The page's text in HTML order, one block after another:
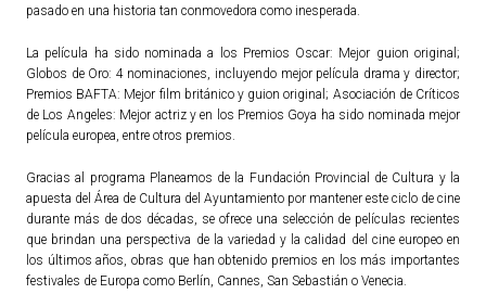
Noticias
Agenda
pasado en una historia tan conmovedora como inesperada.
La película ha sido nominada a los Premios Oscar: Mejor guion original;
Globos de Oro: 4 nominaciones, incluyendo mejor película drama y director;
Premios BAFTA: Mejor film británico y guion original; Asociación de Críticos
de Los Angeles: Mejor actriz y en los Premios Goya ha sido nominada mejor
película europea, entre otros premios.
Gracias al programa Planeamos de la Fundación Provincial de Cultura y la
apuesta del Área de Cultura del Ayuntamiento por mantener este ciclo de cine
durante más de dos décadas, se ofrece una selección de películas recientes
que brindan una perspectiva de la variedad y la calidad del cine europeo en
los últimos años, obras que han obtenido premios en los más importantes
festivales de Europa como Berlín, Cannes, San Sebastián o Venecia.